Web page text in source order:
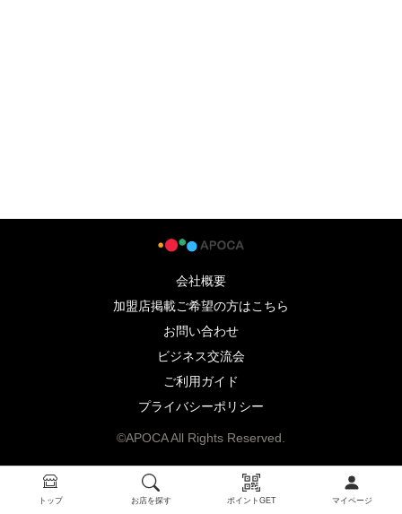
トップ お店を探す ポイントGET マイページ
会社概要
加盟店掲載ご希望の方はこちら
お問い合わせ
ビジネス交流会
ご利用ガイド
プライバシーポリシー
©APOCA All Rights Reserved.